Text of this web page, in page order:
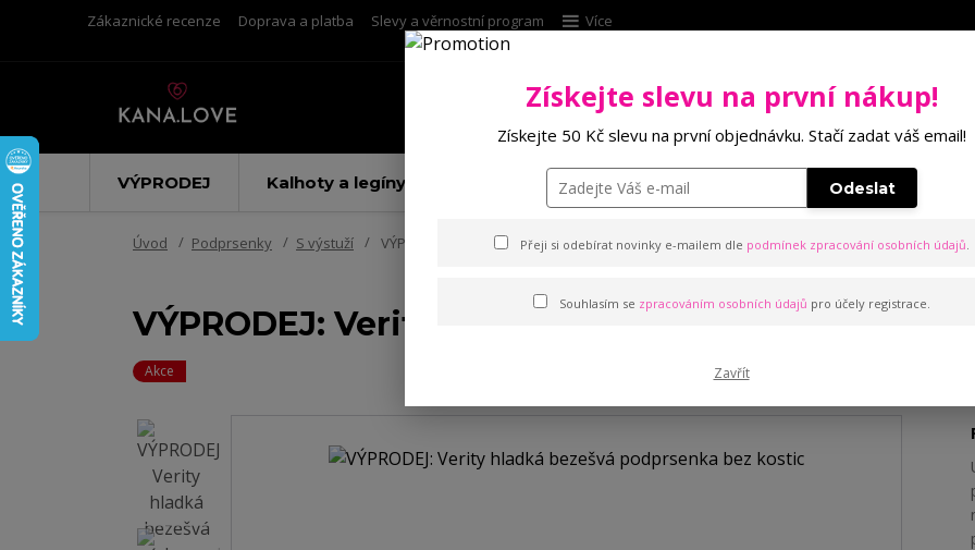
Zákaznické recenze Doprava a platba Slevy a věrnostní program Více
VÝPRODEJ Kalhoty a legíny Punčochové zboží
Úvod Podprsenky S výstuží VÝPRODEJ: Verity hladká bezešvá podprsenka bez kostic
VÝPRODEJ: Verity hladká bezešvá podprsenka
Akce
Získejte slevu na první nákup!
Získejte 50 Kč slevu na první objednávku. Stačí zadat váš email!
Odeslat
Přeji si odebírat novinky e-mailem dle podmínek zpracování osobních údajů.
Souhlasím se zpracováním osobních údajů pro účely registrace.
Zavřít